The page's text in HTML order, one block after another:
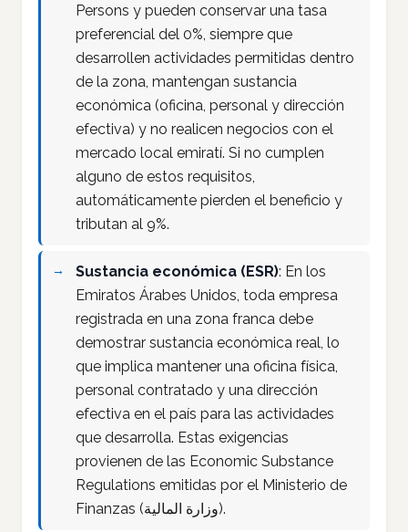
Persons y pueden conservar una tasa
preferencial del 0%, siempre que
desarrollen actividades permitidas dentro
de la zona, mantengan sustancia
económica (oficina, personal y dirección
efectiva) y no realicen negocios con el
mercado local emiratí. Si no cumplen
alguno de estos requisitos,
automáticamente pierden el beneficio y
tributan al 9%.
Sustancia económica (ESR): En los
Emiratos Árabes Unidos, toda empresa
registrada en una zona franca debe
demostrar sustancia económica real, lo
que implica mantener una oficina física,
personal contratado y una dirección
efectiva en el país para las actividades
que desarrolla. Estas exigencias
provienen de las Economic Substance
Regulations emitidas por el Ministerio de
Finanzas (وزارة المالية).